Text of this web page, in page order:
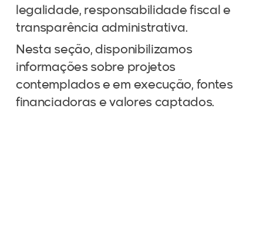
legalidade, responsabilidade fiscal e
transparência administrativa.
Nesta seção, disponibilizamos
informações sobre projetos
contemplados e em execução, fontes
financiadoras e valores captados.